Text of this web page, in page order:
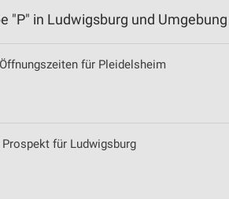
"P" in Ludwigsburg und Umgebung
für Pleidelsheim
für Ludwigsburg